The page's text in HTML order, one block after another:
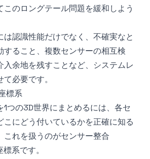
このロングテール問題を緩和しよう
は認識性能だけでなく、不確実なと
すること、複数センサーの相互検
入余地を残すことなど、システムレ
必要です。
標系
1つの3D世界にまとめるには、各セ
こにどう付いているかを正確に知る
これを扱うのがセンサー整合
系です。